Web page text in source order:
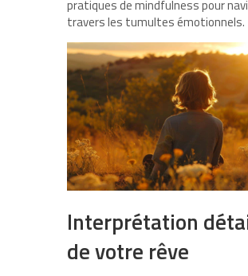
pratiques de mindfulness pour
travers les tumultes émotionnels.
Interprétation
de votre rêve